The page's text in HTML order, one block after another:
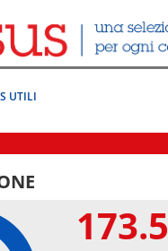
UTILI
173.5